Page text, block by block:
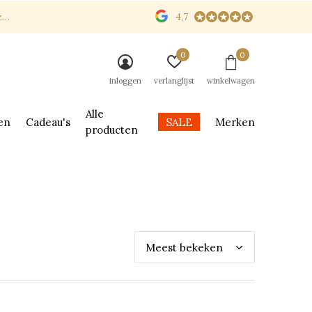
Cadeau's
Alle
producten
SALE Merken
inloggen verlanglijst
0
winkelwagen
0
4,7